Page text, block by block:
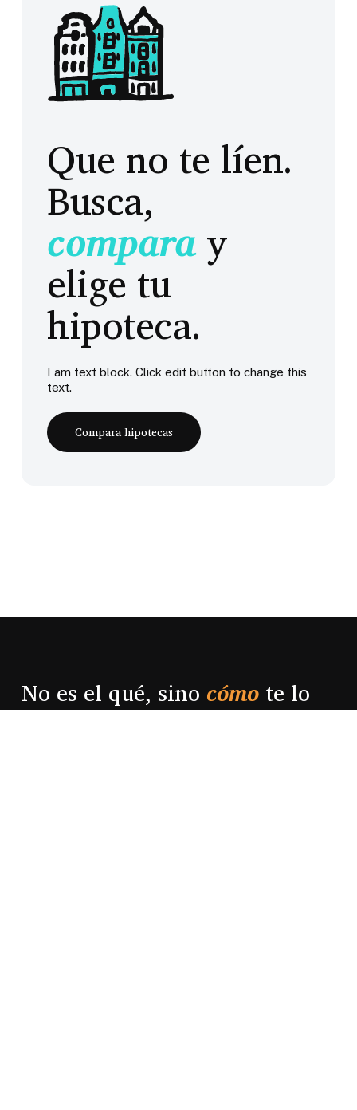
Que no te líen.
Busca,
comparay
elige tu
hipoteca.
I am text block. Click edit button to change this
text.
Compara hipotecas
No es el qué, sino cómo te lo
cuentan